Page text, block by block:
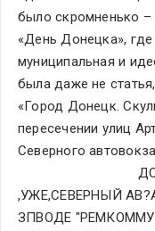
было скромненько –
«День Донецка»,
муниципальная и
была даже не
«Город Донецк.
пересечении улиц
Северного
ДОБРЫЙ
,УЖЕ,СЕВЕРНЫЙ
ЗПВОДЕ